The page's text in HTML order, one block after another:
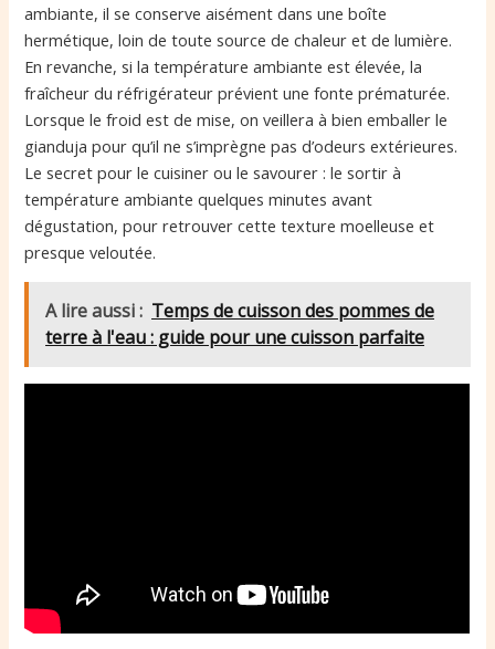
ambiante, il se conserve aisément dans une boîte
hermétique, loin de toute source de chaleur et de lumière.
En revanche, si la température ambiante est élevée, la
fraîcheur du réfrigérateur prévient une fonte prématurée.
Lorsque le froid est de mise, on veillera à bien emballer le
gianduja pour qu’il ne s’imprègne pas d’odeurs extérieures.
Le secret pour le cuisiner ou le savourer : le sortir à
température ambiante quelques minutes avant
dégustation, pour retrouver cette texture moelleuse et
presque veloutée.
A lire aussi : Temps de cuisson des pommes de
terre à l'eau : guide pour une cuisson parfaite